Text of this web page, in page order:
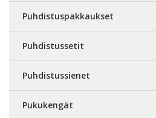
Puhdistuspakkaukset
Puhdistussetit
Puhdistussienet
Pukukengät